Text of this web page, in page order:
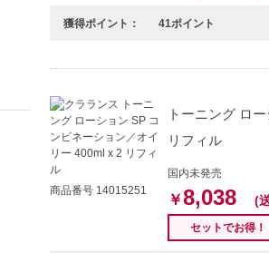
獲得ポイント： 41ポイント
商品番号 14015251
トーニング ロ
リフィル
国内未発売
￥8,038 (
セットでお得！